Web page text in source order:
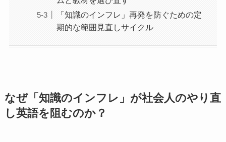
「知識のインフレ」再発を防ぐための定
期的な範囲見直しサイクル
なぜ「知識のインフレ」が社会人のやり直
し英語を阻むのか？